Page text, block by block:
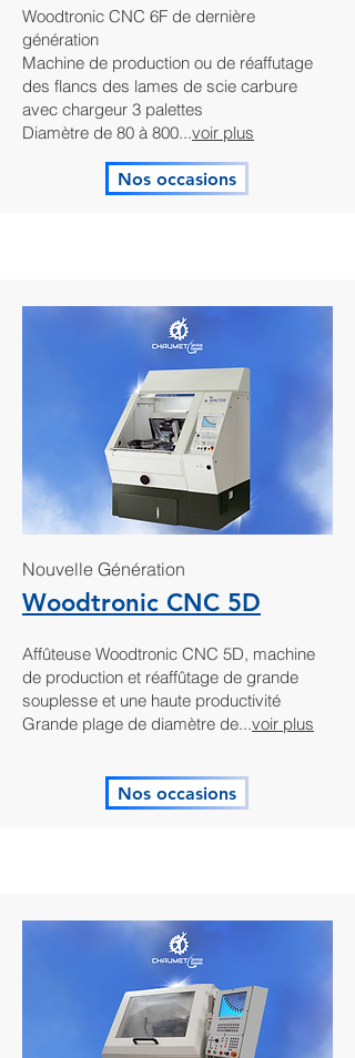
Woodtronic CNC 6F de dernière
génération
Machine de production ou de réaffutage
des flancs des lames de scie carbure
avec chargeur 3 palettes
Diamètre de 80 à 800...voir plus
Nos occasions
Nouvelle Génération
Woodtronic CNC 5D
Affûteuse Woodtronic CNC 5D, machine
de production et réaffûtage de grande
souplesse et une haute productivité
Grande plage de diamètre de...voir plus
Nos occasions